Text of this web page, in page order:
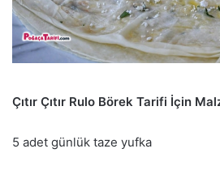
Çıtır Çıtır Rulo Börek Tarifi İçin
5 adet günlük taze yufka